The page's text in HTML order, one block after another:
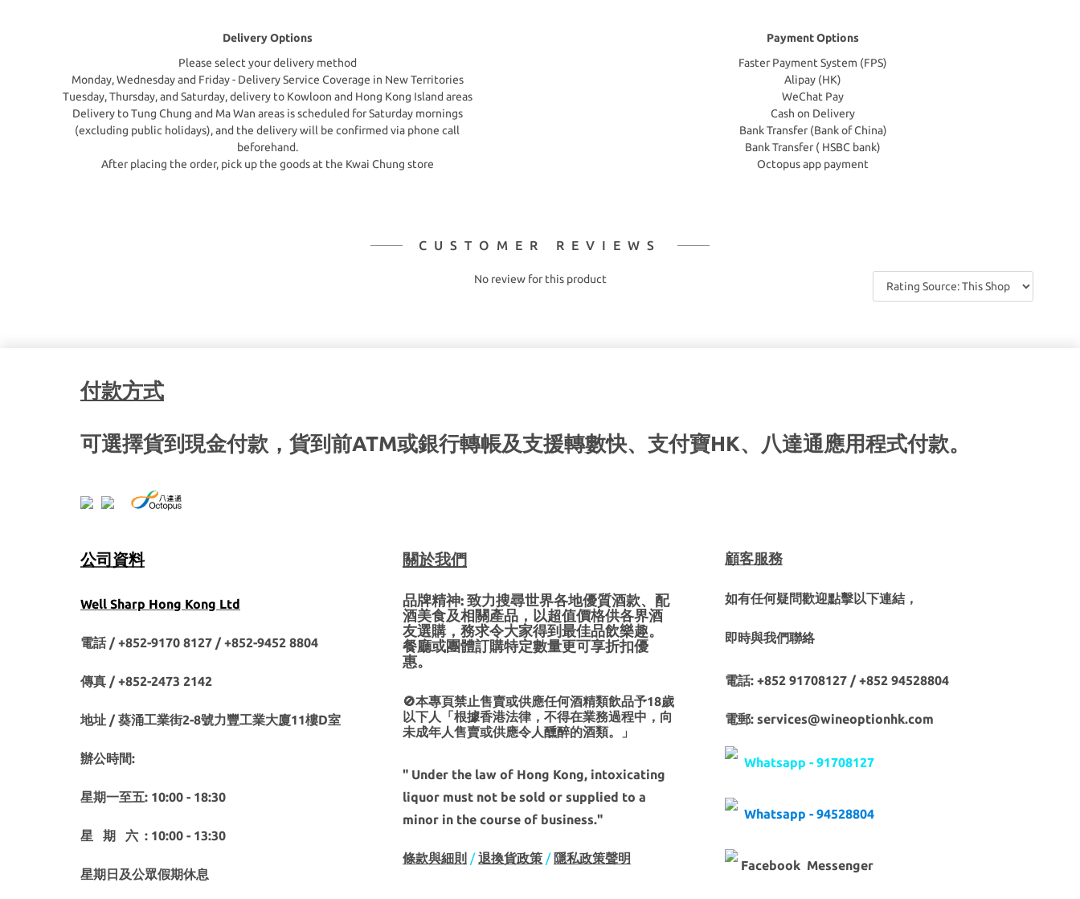
Delivery Options
Please select your delivery method
Monday, Wednesday and Friday - Delivery Service Coverage in New Territories
Tuesday, Thursday, and Saturday, delivery to Kowloon and Hong Kong Island areas
Delivery to Tung Chung and Ma Wan areas is scheduled for Saturday mornings
(excluding public holidays), and the delivery will be confirmed via phone call
beforehand.
After placing the order, pick up the goods at the Kwai Chung store
Payment Options
Faster Payment System (FPS)
Alipay (HK)
WeChat Pay
Cash on Delivery
Bank Transfer (Bank of China)
Bank Transfer ( HSBC bank)
Octopus app payment
CUSTOMER REVIEWS
No review for this product
付款方式
可選擇貨到現金付款，貨到前ATM或銀行轉帳及支援轉數快、支付寶HK、八達通應用程式付款。
公司資料
Well Sharp Hong Kong Ltd
電話 / +852-9170 8127 /+852-9452 8804
傳真 / +852-2473 2142
地址 / 葵涌工業街2-8號力豐工業大廈11樓D室
辦公時間:
星期一至五: 10:00 - 18:30
星 期 六 : 10:00 - 13:30
星期日及公眾假期休息
關於我們
品牌精神: 致力搜尋世界各地優質酒款、配
酒美食及相關產品，以超值價格供各界酒
友選購，務求令大家得到最佳品飲樂趣。
餐廳或團體訂購特定數量更可享折扣優
惠。
🚫本專頁禁止售賣或供應任何酒精類飲品予18歲
以下人「根據香港法律，不得在業務過程中，向
未成年人售賣或供應令人醺醉的酒類。」
" Under the law of Hong Kong, intoxicating
liquor must not be sold or supplied to a
minor in the course of business."
條款與細則 /退換貨政策 / 隱私政策聲明
顧客服務
如有任何疑問歡迎點擊以下連結，
即時與我們聯絡
電話: +852 91708127 / +852 94528804
電郵: services@wineoptionhk.com
Whatsapp - 91708127
Whatsapp - 94528804
Facebook Messenger